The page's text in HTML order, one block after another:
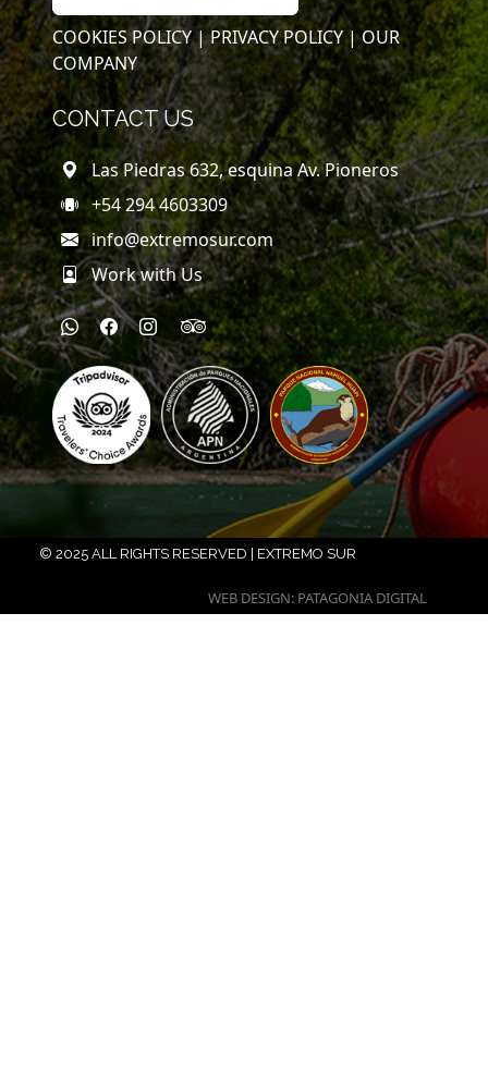
COOKIES POLICY |PRIVACY POLICY |OUR
COMPANY
CONTACT US
Las Piedras 632, esquina Av. Pioneros
+54 294 4603309
info@extremosur.com
Work with Us
© 2025 ALL RIGHTS RESERVED | EXTREMO SUR
WEB DESIGN: PATAGONIA DIGITAL